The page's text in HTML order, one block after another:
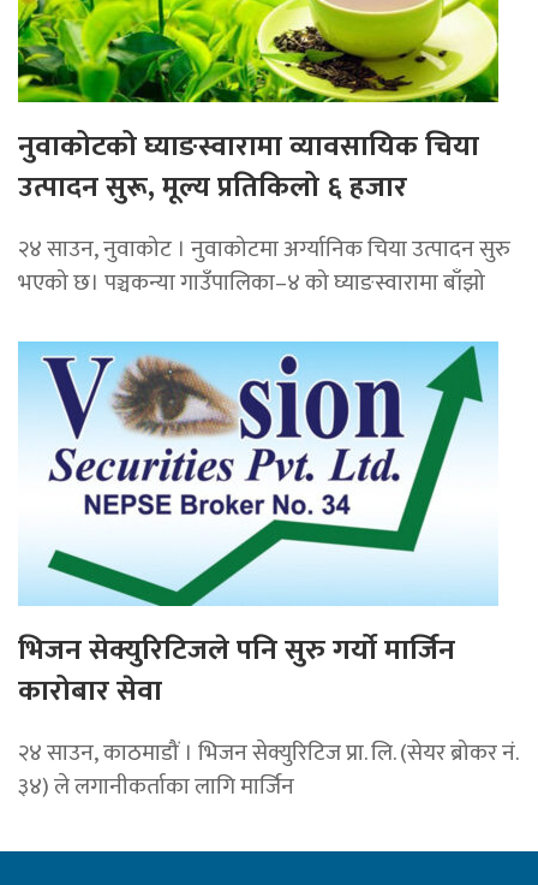
नुवाकोटको घ्याङस्वारामा व्यावसायिक चिया
उत्पादन सुरू, मूल्य प्रतिकिलो ६ हजार
२४ साउन, नुवाकोट । नुवाकोटमा अर्ग्यानिक चिया उत्पादन सुरु
भएको छ। पञ्चकन्या गाउँपालिका–४ को घ्याङस्वारामा बाँझो
भिजन सेक्युरिटिजले पनि सुरु गर्यो मार्जिन
कारोबार सेवा
२४ साउन, काठमाडौं । भिजन सेक्युरिटिज प्रा. लि. (सेयर ब्रोकर नं.
३४) ले लगानीकर्ताका लागि मार्जिन